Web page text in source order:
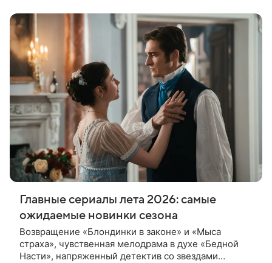
сериалов из нашей подборки.
Главные сериалы лета 2026: самые
ожидаемые новинки сезона
Возвращение «Блондинки в законе» и «Мыса
страха», чувственная мелодрама в духе «Бедной
Насти», напряженный детектив со звездами